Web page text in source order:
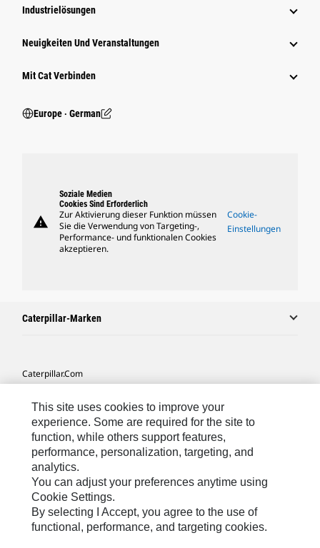
Industrielösungen
Neuigkeiten Und Veranstaltungen
Mit Cat Verbinden
Europe ‧ German
warning
Soziale Medien
Cookies Sind Erforderlich
Zur Aktivierung dieser Funktion müssen
Sie die Verwendung von Targeting-,
Performance- und funktionalen Cookies
akzeptieren.
Cookie-
Einstellungen
Caterpillar-Marken
Caterpillar.com
Meine Marketing-Präferenzen
Seitenübersicht
Cookie Settings
Rechtliche Hinweise
Datenschutz
This site uses cookies to improve your
experience. Some are required for the site to
function, while others support features,
performance, personalization, targeting, and
analytics.
You can adjust your preferences anytime using
Cookie Settings.
By selecting I Accept, you agree to the use of
functional, performance, and targeting cookies.